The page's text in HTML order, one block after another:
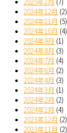
2024年12月 (2)
2024年11月 (5)
2024年10月 (4)
2024年9月 (1)
2024年8月 (3)
2024年7月 (4)
2024年6月 (2)
2024年4月 (3)
2024年3月 (1)
2024年2月 (2)
2024年1月 (4)
2023年12月 (2)
2023年11月 (2)